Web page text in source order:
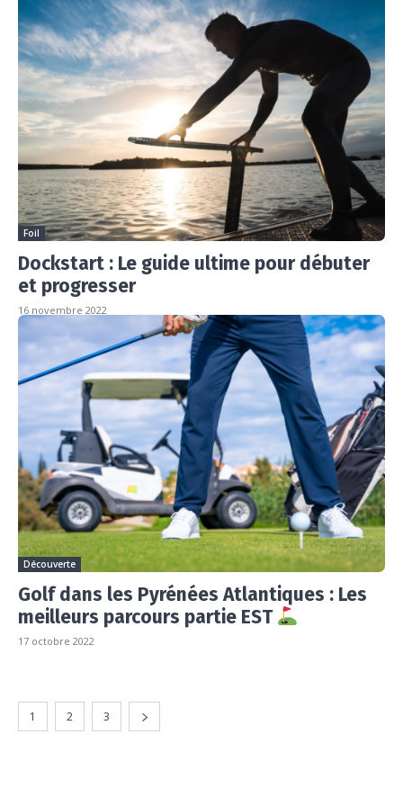
Foil
Dockstart : Le guide ultime pour débuter
et progresser
16 novembre 2022
Découverte
Golf dans les Pyrénées Atlantiques : Les
meilleurs parcours partie EST
17 octobre 2022
1 2 3